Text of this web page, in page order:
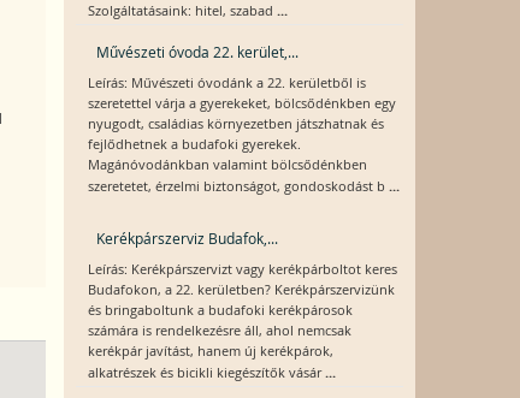
Szolgáltatásaink: hitel, szabad ...
Művészeti óvoda 22. kerület,...
Leírás: Művészeti óvodánk a 22. kerületből is
szeretettel várja a gyerekeket, bölcsődénkben egy
nyugodt, családias környezetben játszhatnak és
fejlődhetnek a budafoki gyerekek.
Magánóvodánkban valamint bölcsődénkben
szeretetet, érzelmi biztonságot, gondoskodást b ...
Kerékpárszerviz Budafok,...
Leírás: Kerékpárszervizt vagy kerékpárboltot keres
Budafokon, a 22. kerületben? Kerékpárszervizünk
és bringaboltunk a budafoki kerékpárosok
számára is rendelkezésre áll, ahol nemcsak
kerékpár javítást, hanem új kerékpárok,
alkatrészek és bicikli kiegészítők vásár...